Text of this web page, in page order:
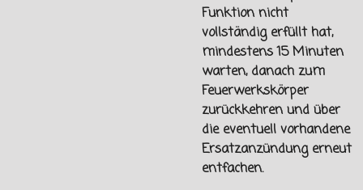
Funktion nicht
vollständig erfüllt hat,
mindestens 15 Minuten
warten, danach zum
Feuerwerkskörper
zurückkehren und über
die eventuell vorhandene
Ersatzanzündung erneut
entfachen.